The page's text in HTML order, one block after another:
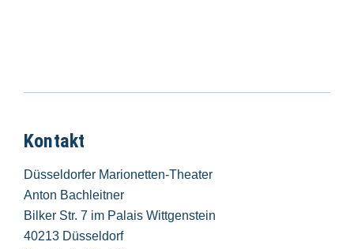
Kontakt
Düsseldorfer Marionetten-Theater
Anton Bachleitner
Bilker Str. 7 im Palais Wittgenstein
40213 Düsseldorf